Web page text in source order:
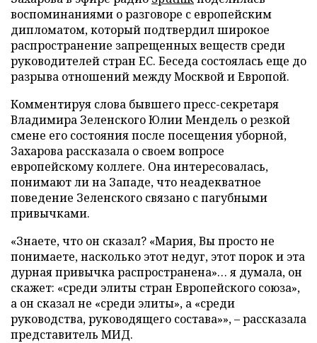
воспоминаниями о разговоре с европейским
дипломатом, который подтвердил широкое
распространение запрещенных веществ среди
руководителей стран ЕС. Беседа состоялась еще до
разрыва отношений между Москвой и Европой.
Комментируя слова бывшего пресс-секретаря
Владимира Зеленского Юлии Мендель о резкой
смене его состояния после посещения уборной,
Захарова рассказала о своем вопросе
европейскому коллеге. Она интересовалась,
понимают ли на Западе, что неадекватное
поведение Зеленского связано с пагубными
привычками.
«Знаете, что он сказал? «Мария, Вы просто не
понимаете, насколько этот недуг, этот порок и эта
дурная привычка распространена»… я думала, он
скажет: «среди элиты стран Европейского союза»,
а он сказал не «среди элиты», а «среди
руководства, руководящего состава»», – рассказала
представитель МИД.